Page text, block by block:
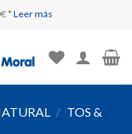
* Leer más
/ TOS &